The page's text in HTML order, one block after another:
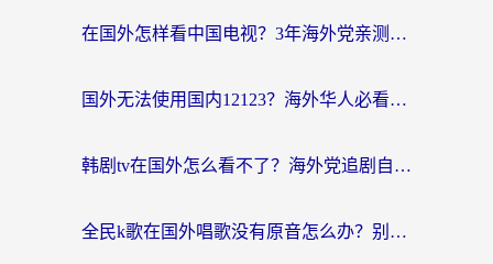
在国外怎样看中国电视？3年海外党亲测有效的追剧加速器指南
国外无法使用国内12123？海外华人必看：选对回国加速器，解决迪拜语音+12123访问难题
韩剧tv在国外怎么看不了？海外党追剧自由的终极解决方案来了
全民k歌在国外唱歌没有原音怎么办？别让地域限制毁了你的麦霸时刻